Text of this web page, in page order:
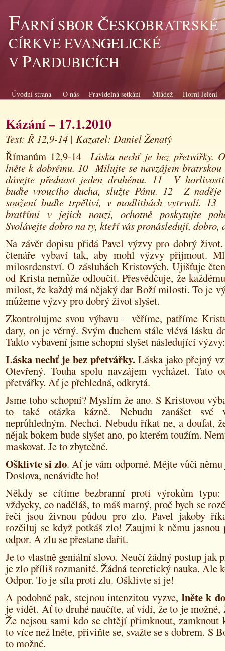
FARNÍ SBOR ČESKOBRATRSKÉ
CÍRKVE EVANGELICKÉ
VPARDUBICÍCH
Úvodní strana O nás Pravidelná setkání Mládež Horní Jelení
Kázání – 17.1.2010
Text: Ř 12,9-14 | Kazatel: Daniel Ženatý
Římanům 12,9-14Láska nechť je bez přetvářky.
lněte k dobrému. 10 Milujte se navzájem bratrskou
dávejte přednost jeden druhému. 11 V horlivosti
buďte vroucího ducha, služte Pánu. 12 Z
soužení buďte trpěliví, v modlitbách vytrvalí.
bratřími v jejich nouzi, ochotně poskytujte
Svolávejte dobro na ty, kteří vás pronásledují, dobro,
Na závěr dopisu přidá Pavel výzvy pro dobrý
čtenáře vybaví tak, aby mohl výzvy přijmout.
milosrdenství. O zásluhách Kristových. Ujišťuje
od Krista nemůže odloučit. Přesvědčuje, že
milost, že každý má nějaký dar Boží milosti. To je
můžeme výzvy pro dobrý život slyšet.
Zkontrolujme svou výbavu – věříme, patříme
dary, on je věrný. Svým duchem stále vlévá lásku
Takto vybavení jsme schopni slyšet následující výzvy:
Láska nechť je bez přetvářky. Láska jako přejný
Otevřený. Touha spolu navzájem vycházet. Tato
přetvářky. Ať je přehledná, odkrytá.
Jsme toho schopní? Myslím že ano. S Kristovou
to také otázka kázně. Nebudu zanášet své
neprůhledným. Nechci. Nebudu říkat ne, a doufat,
nějak bokem bude slyšet ano, po kterém toužím.
maskovat. Je to zbytečné.
Ošklivte si zlo. Ať je vám odporné. Mějte vůči
Doslova, nenáviďte ho!
Někdy se cítíme bezbranní proti výrokům
vždycky, co naděláš, to máš marný, proč bych se
řeči jsou živnou půdou pro zlo. Pavel jakoby
rozčiluj se když potkáš zlo! Zaujmi k němu jasnou
odpor. A zlu se přestane dařit.
Je to vlastně geniální slovo. Neučí žádný postup jak
je zlo příliš rozmanité. Žádná teoretický nauka. Ale
Odpor. To je síla proti zlu. Ošklivte si je!
A podobně pak, stejnou intenzitou vyzve, lněte k
je vidět. Ať to druhé naučíte, ať vidí, že to je možné,
Že nejsou sami kdo se chtějí přimknout, zamknout
to více než lněte, přiviňte se, svažte se s dobrem. S
to možné.